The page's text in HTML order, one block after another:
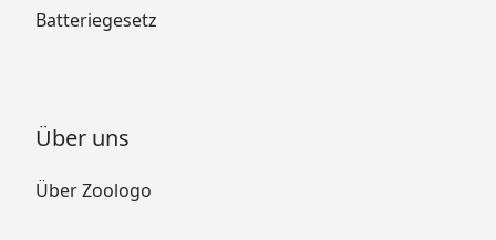
Batteriegesetz
Über uns
Über Zoologo